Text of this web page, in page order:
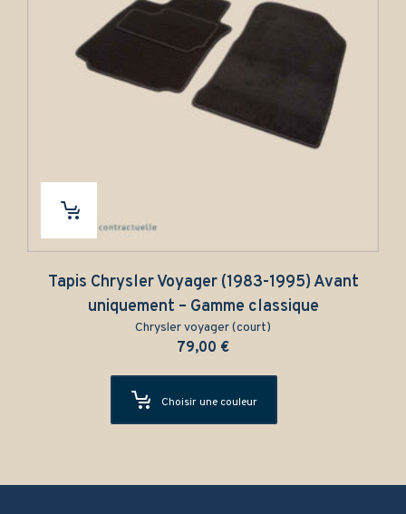
Tapis Chrysler Voyager (1983-1995) Avant
uniquement – Gamme classique
Chrysler voyager (court)
79,00 €
Choisir une couleur